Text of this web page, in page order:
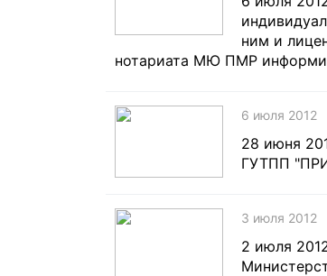
ним и
нотариата МЮ ПМР
6 июля 2012
28 июня
ГУТПП
3 июля 2012
2 июля